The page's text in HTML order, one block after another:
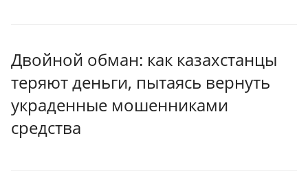
Двойной обман: как казахстанцы
теряют деньги, пытаясь вернуть
украденные мошенниками
средства